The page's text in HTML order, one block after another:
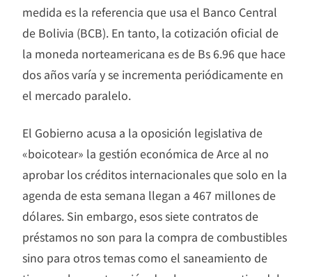
medida es la referencia que usa el Banco Central
de Bolivia (BCB). En tanto, la cotización oficial de
la moneda norteamericana es de Bs 6.96 que hace
dos años varía y se incrementa periódicamente en
el mercado paralelo.
El Gobierno acusa a la oposición legislativa de
«boicotear» la gestión económica de Arce al no
aprobar los créditos internacionales que solo en la
agenda de esta semana llegan a 467 millones de
dólares. Sin embargo, esos siete contratos de
préstamos no son para la compra de combustibles
sino para otros temas como el saneamiento de